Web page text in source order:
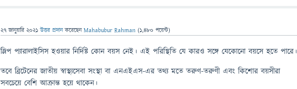
27 জানুয়ারি 2021 উত্তর প্রদান করেছেনMahabubur Rahman (1,480 পয়েন্ট)
স্লিপ প্যারালাইসিস হওয়ার নির্দিষ্ট কোন বয়স নেই। এই পরিস্থিতি যে কারও সঙ্গে যেকোনো বয়সে হতে পারে।
তবে ব্রিটেনের জাতীয় স্বাস্থ্যসেবা সংস্থা বা এনএইএস-এর তথ্য মতে তরুণ-তরুণী এবং কিশোর বয়সীরা
সবচেয়ে বেশি আক্রান্ত হয়ে থাকেন।